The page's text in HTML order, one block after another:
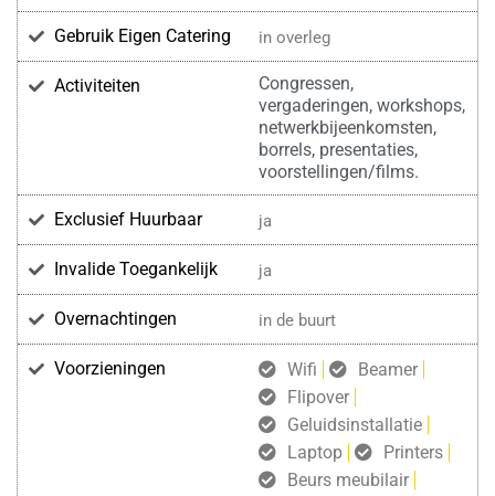
Gebruik Eigen Catering in overleg
Activiteiten
Congressen,
vergaderingen, workshops,
netwerkbijeenkomsten,
borrels, presentaties,
voorstellingen/films.
Exclusief Huurbaar ja
Invalide Toegankelijk ja
Overnachtingen in de buurt
Voorzieningen Wifi
Beamer
Flipover
Geluidsinstallatie
Laptop
Printers
Beurs meubilair